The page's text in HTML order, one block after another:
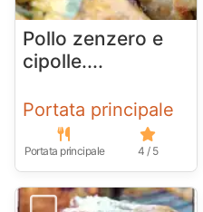
Pollo zenzero e
cipolle....
Portata principale
Portata principale 4 / 5